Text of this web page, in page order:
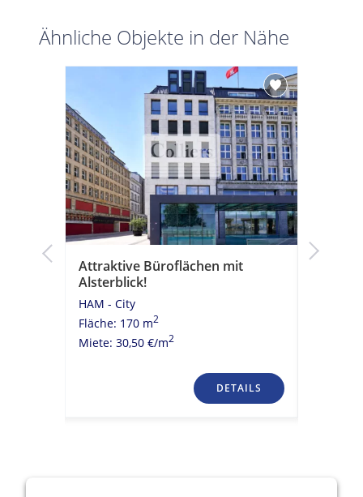
Ähnliche Objekte in der Nähe
Attraktive Büroflächen mit
Alsterblick!
HAM - City
Fläche: 170 m2
Miete: 30,50 €/m2
DETAILS